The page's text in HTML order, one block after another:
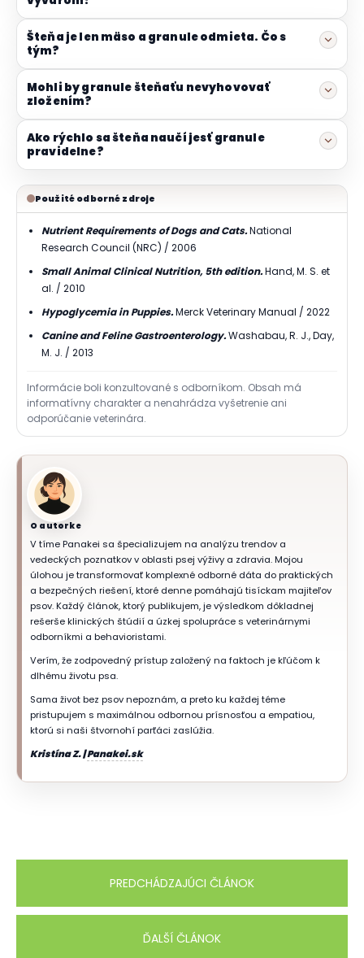
Šteňa je len mäso a granule odmieta. Čo s
tým?
Mohli by granule šteňaťu nevyhovovať
zložením?
Ako rýchlo sa šteňa naučí jesť granule
pravidelne?
Použité odborné zdroje
Nutrient Requirements of Dogs and Cats.National
Research Council (NRC) / 2006
Small Animal Clinical Nutrition, 5th edition.Hand, M. S. et
al. / 2010
Hypoglycemia in Puppies.Merck Veterinary Manual / 2022
Canine and Feline Gastroenterology.Washabau, R. J., Day,
M. J. / 2013
Informácie boli konzultované s odborníkom. Obsah má
informatívny charakter a nenahrádza vyšetrenie ani
odporúčanie veterinára.
O autorke
V tíme Panakei sa špecializujem na analýzu trendov a
vedeckých poznatkov v oblasti psej výživy a zdravia. Mojou
úlohou je transformovať komplexné odborné dáta do praktických
a bezpečných riešení, ktoré denne pomáhajú tisíckam majiteľov
psov. Každý článok, ktorý publikujem, je výsledkom dôkladnej
rešerše klinických štúdií a úzkej spolupráce s veterinárnymi
odborníkmi a behavioristami.
Verím, že zodpovedný prístup založený na faktoch je kľúčom k
dlhému životu psa.
Sama život bez psov nepoznám, a preto ku každej téme
pristupujem s maximálnou odbornou prísnosťou a empatiou,
ktorú si naši štvornohí parťáci zaslúžia.
Kristína Z. |Panakei.sk
PREDCHÁDZAJÚCI ČLÁNOK
ĎALŠÍ ČLÁNOK